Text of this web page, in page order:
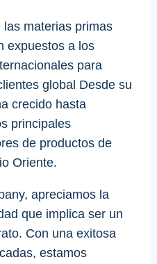
materias primas
expuestos a los
para
global Desde su
crecido hasta
principales
de productos de
Oriente.
apreciamos la
que implica ser un
Con una exitosa
estamos